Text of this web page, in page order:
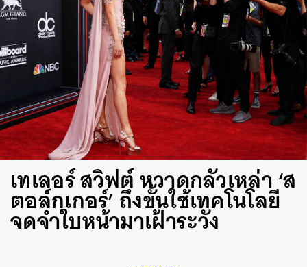
เทเลอร์ สวิฟต์ หวาดกลัวเหล่า ‘ส
ตอล์กเกอร์’ ถึงขั้นใช้เทคโนโลยี
จดจำใบหน้ามาเฝ้าระวัง